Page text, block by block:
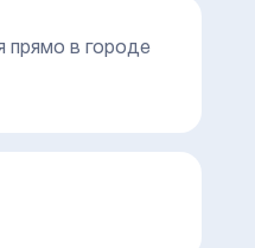
прямо в городе